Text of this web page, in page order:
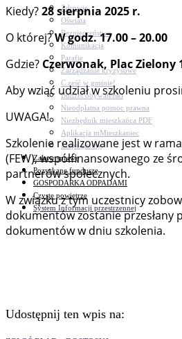
Zdrowie
Oświata
Bezpieczeństwo
Komunikacja
Parafie
Zarządzanie kryzysowe
C.ześć w gminie!
Budżet obywatelski
Nieodpłatna pomoc prawna
Niezbędnik mieszkańca PDF
Aplikacja mMieszkaniec
Mapa gminy
Załatw sprawę
Pozyskane fundusze
GOSPODARKA ODPADAMI
Czyste powietrze
System Informacji przestrzennej
Kiedy?28 sierpnia 2025 r.
O której?W godz. 17.00 – 20.00
Gdzie? Czerwonak, Plac Zielony
Aby wziąć udział w szkoleniu
UWAGA!
Szkolenie realizowane jest w
(FEW), współfinansowanego ze
partnerów społecznych.
W związku z tym uczestnicy
dokumentów zostanie przesłany
dokumentów w dniu szkolenia.
Udostępnij ten wpis na: